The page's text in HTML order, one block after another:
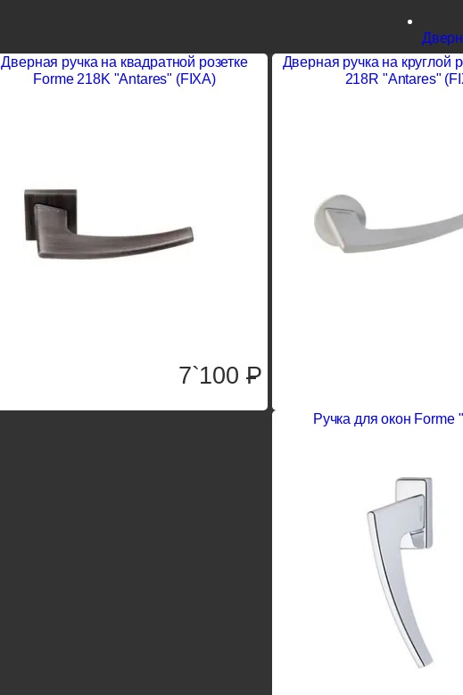
Дверная ручка на квадратной розетке
Forme 218K "Antares" (FIXA)
7`100 P
Дверная ручка на круглой
218R "Antares"
Ручка для окон Forme